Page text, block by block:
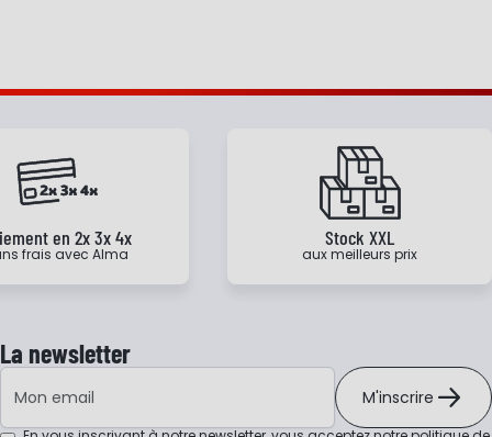
en 2x 3x 4x
frais avec Alma
Stock XXL
aux meilleurs prix
La newsletter
Adresse e-mail
M'inscrire